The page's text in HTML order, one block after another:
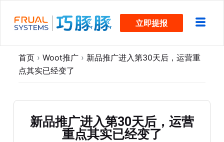
过
立即提报
首页 › Woot推广 › 新品推广进入第30天后，运营重
点其实已经变了
新品推广进入第30天后，运营
重点其实已经变了